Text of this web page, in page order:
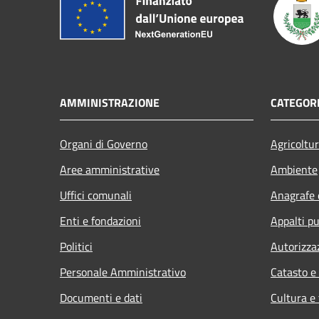
AMMINISTRAZIONE
Organi di Governo
Aree amministrative
Uffici comunali
Enti e fondazioni
Politici
Personale Amministrativo
Documenti e dati
Ambiente
Appalti
Catasto
Cultura